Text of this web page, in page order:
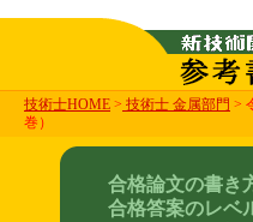
技術士HOME > 技術士 金属部門 >
巻）
合格論文の書き
合格答案のレベ